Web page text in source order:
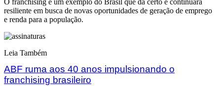
O franchising é um exemplo do Brasil que dá certo e continuará
resiliente em busca de novas oportunidades de geração de emprego
e renda para a população.
Leia Também
ABF ruma aos 40 anos impulsionando o
franchising brasileiro